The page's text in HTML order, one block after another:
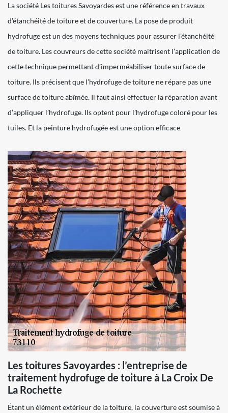
La société Les toitures Savoyardes est une référence en travaux
d’étanchéité de toiture et de couverture. La pose de produit
hydrofuge est un des moyens techniques pour assurer l’étanchéité
de toiture. Les couvreurs de cette société maitrisent l’application de
cette technique permettant d’imperméabiliser toute surface de
toiture. Ils précisent que l’hydrofuge de toiture ne répare pas une
surface de toiture abîmée. Il faut ainsi effectuer la réparation avant
d’appliquer l’hydrofuge. Ils optent pour l’hydrofuge coloré pour les
tuiles. Et la peinture hydrofugée est une option efficace
Les toitures Savoyardes : l’entreprise de
traitement hydrofuge de toiture à La Croix De
La Rochette
Étant un élément extérieur de la toiture, la couverture est soumise à